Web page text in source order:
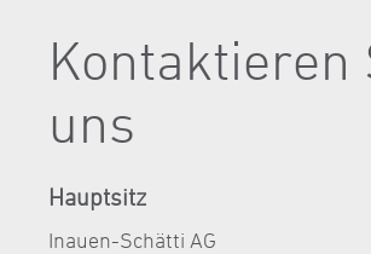
Kontaktieren
uns
Hauptsitz
Inauen-Schätti AG